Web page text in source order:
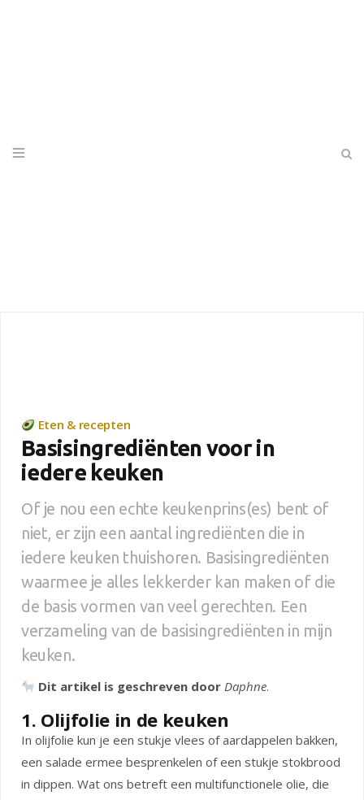
Eten & recepten
Basisingrediënten voor in
iedere keuken
Of je nou een echte keukenprins(es) bent of
niet, er zijn een aantal ingrediënten die in
iedere keuken thuishoren. Basisingrediënten
waarmee je alles lekkerder kan maken of die
de basis vormen van veel gerechten. Een
verzameling van de basisingrediënten in mijn
keuken.
Dit artikel is geschreven door Daphne.
1. Olijfolie in de keuken
In olijfolie kun je een stukje vlees of aardappelen bakken,
een salade ermee besprenkelen of een stukje stokbrood
in dippen. Wat ons betreft een multifunctionele olie, die